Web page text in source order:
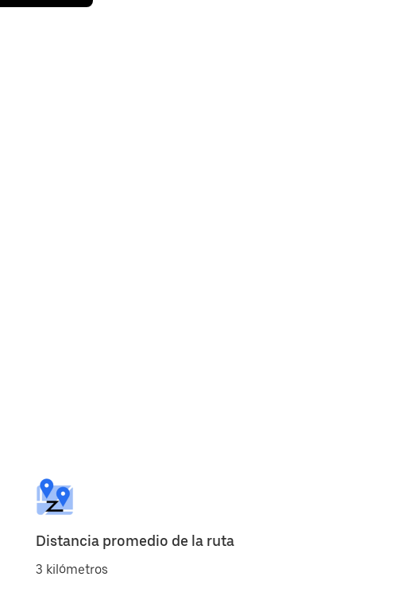
Distancia promedio de la ruta
3 kilómetros